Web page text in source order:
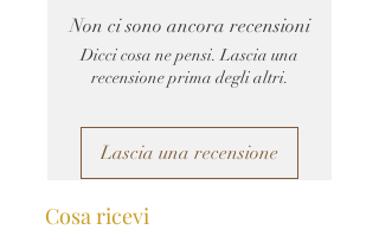
Non ci sono ancora recensioni
Dicci cosa ne pensi. Lascia una
recensione prima degli altri.
Lascia una recensione
Cosa ricevi